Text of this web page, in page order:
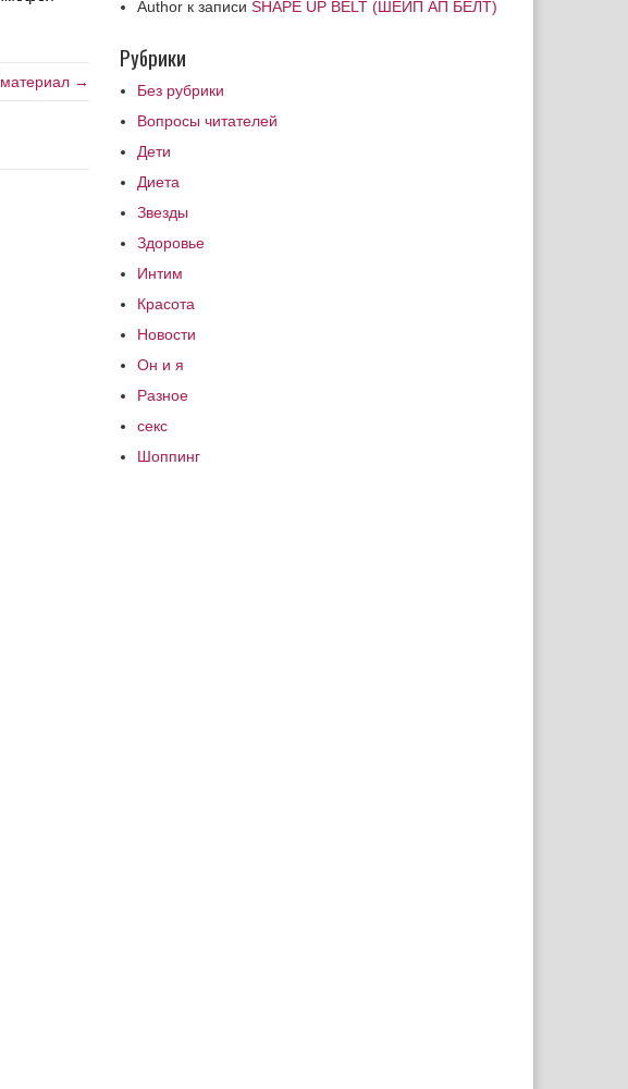
→
Author к записи SHAPE UP BELT (ШЕЙП АП БЕЛТ)
Рубрики
Без рубрики
Вопросы читателей
Дети
Диета
Звезды
Здоровье
Интим
Красота
Новости
Он и я
Разное
секс
Шоппинг